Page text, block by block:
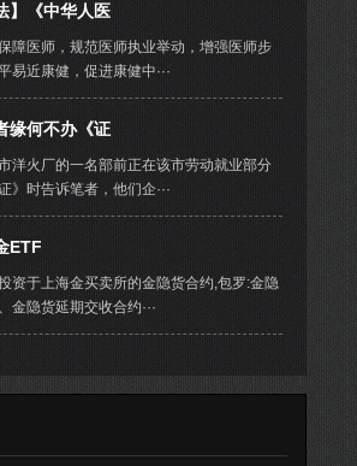
】《中华人医
障医师，规范医师执业举动，增强医师步
易近康健，促进康健中···
缘何不办《证
洋火厂的一名部前正在该市劳动就业部分
》时告诉笔者，他们企···
ETF
资于上海金买卖所的金隐货合约,包罗:金隐
金隐货延期交收合约···